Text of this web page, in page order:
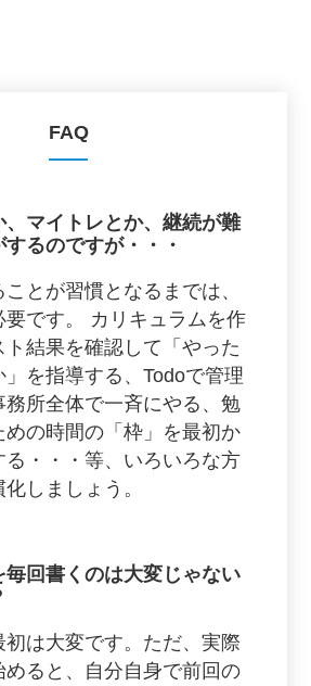
FAQ
、マイトレとか、継続が難
するのですが・・・
とが習慣となるまでは、
要です。 カリキュラムを作
ト結果を確認して「やった
」を指導する、Todoで管理
務所全体で一斉にやる、勉
めの時間の「枠」を最初か
る・・・等、いろいろな方
しましょう。
毎回書くのは大変じゃない
初は大変です。ただ、実際
めると、自分自身で前回の